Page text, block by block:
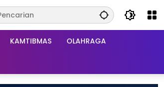
KAMTIBMAS OLAHRAGA